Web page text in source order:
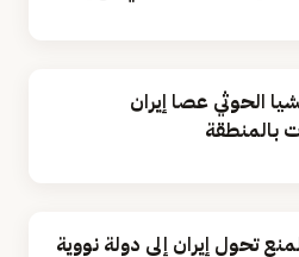
الحوثي عصا إيران
بالمنطقة
تحول إيران إلى دولة نووية